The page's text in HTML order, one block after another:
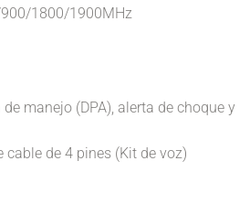
1800/1900MHz
manejo (DPA), alerta de choque y
cable de 4 pines (Kit de voz)